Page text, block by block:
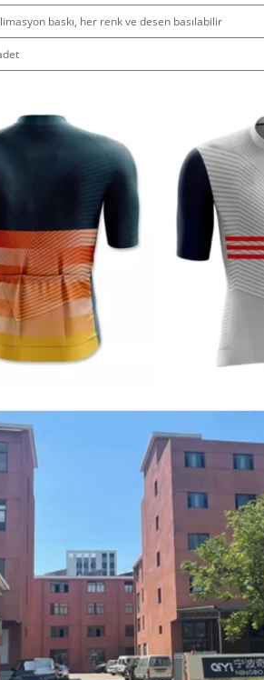
baskı, her renk ve desen basılabilir